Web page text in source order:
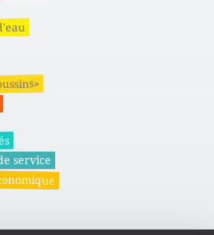
service